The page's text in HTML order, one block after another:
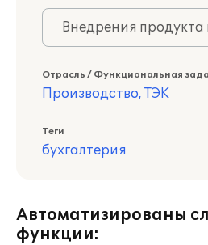
Внедрения
Отрасль / Функциональная
Производство, ТЭК
Теги
бухгалтерия
Автоматизированы
функции: